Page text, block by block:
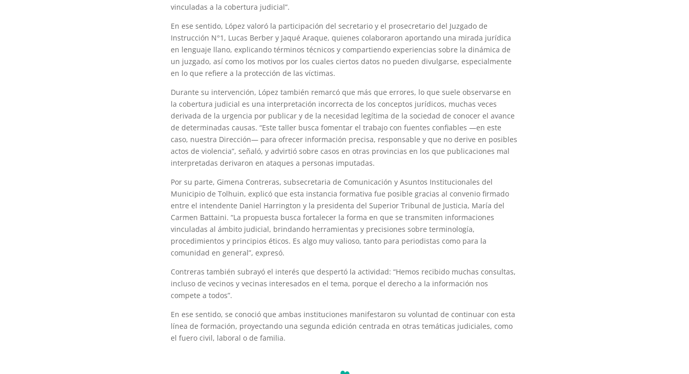
vinculadas a la cobertura judicial”.
En ese sentido, López valoró la participación del secretario y el prosecretario del Juzgado de
Instrucción N°1, Lucas Berber y Jaqué Araque, quienes colaboraron aportando una mirada jurídica
en lenguaje llano, explicando términos técnicos y compartiendo experiencias sobre la dinámica de
un juzgado, así como los motivos por los cuales ciertos datos no pueden divulgarse, especialmente
en lo que refiere a la protección de las víctimas.
Durante su intervención, López también remarcó que más que errores, lo que suele observarse en
la cobertura judicial es una interpretación incorrecta de los conceptos jurídicos, muchas veces
derivada de la urgencia por publicar y de la necesidad legítima de la sociedad de conocer el avance
de determinadas causas. “Este taller busca fomentar el trabajo con fuentes confiables —en este
caso, nuestra Dirección— para ofrecer información precisa, responsable y que no derive en posibles
actos de violencia”, señaló, y advirtió sobre casos en otras provincias en los que publicaciones mal
interpretadas derivaron en ataques a personas imputadas.
Por su parte, Gimena Contreras, subsecretaria de Comunicación y Asuntos Institucionales del
Municipio de Tolhuin, explicó que esta instancia formativa fue posible gracias al convenio firmado
entre el intendente Daniel Harrington y la presidenta del Superior Tribunal de Justicia, María del
Carmen Battaini. “La propuesta busca fortalecer la forma en que se transmiten informaciones
vinculadas al ámbito judicial, brindando herramientas y precisiones sobre terminología,
procedimientos y principios éticos. Es algo muy valioso, tanto para periodistas como para la
comunidad en general”, expresó.
Contreras también subrayó el interés que despertó la actividad: “Hemos recibido muchas consultas,
incluso de vecinos y vecinas interesados en el tema, porque el derecho a la información nos
compete a todos”.
En ese sentido, se conoció que ambas instituciones manifestaron su voluntad de continuar con esta
línea de formación, proyectando una segunda edición centrada en otras temáticas judiciales, como
el fuero civil, laboral o de familia.